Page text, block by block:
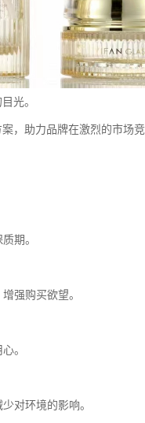
光。
，助力品牌在激烈的市场
期。
强购买欲望。
。
对环境的影响。